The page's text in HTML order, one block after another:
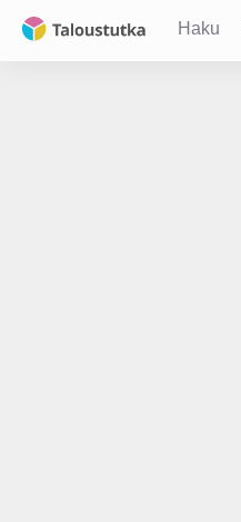
Haku